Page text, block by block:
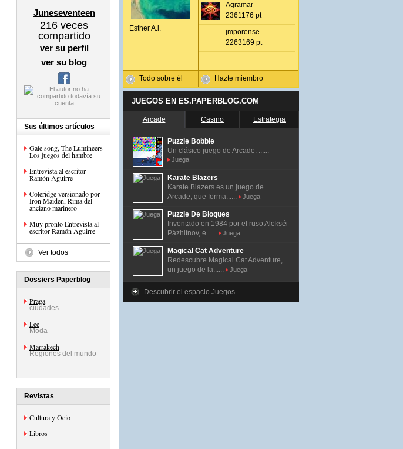
Juneseventeen
216 veces
compartido
ver su perfil
ver su blog
Sus últimos artículos
Gale song, The Lumineers
Los juegos del hambre
Entrevista al escritor
Ramón Aguirre
Coleridge versionado por
Iron Maiden, Rima del
anciano marinero
Muy pronto Entrevista al
escritor Ramón Aguirre
Ver todos
Dossiers Paperblog
Praga
ciudades
Lee
Moda
Marrakech
Regiones del mundo
Revistas
Cultura y Ocio
Libros
Esther A.l.
Todo sobre él
Agramar
2361176 pt
jmporense
2263169 pt
Hazte miembro
JUEGOS EN ES.PAPERBLOG.COM
Arcade Casino Estrategia
Puzzle Bobble
Un clásico juego de Arcade. ......
Juega
Karate Blazers
Karate Blazers es un juego de
Arcade, que forma......
Juega
Puzzle De Bloques
Inventado en 1984 por el ruso Alekséi
Pázhitnov, e......
Juega
Magical Cat Adventure
Redescubre Magical Cat Adventure,
un juego de la......
Juega
Descubrir el espacio Juegos